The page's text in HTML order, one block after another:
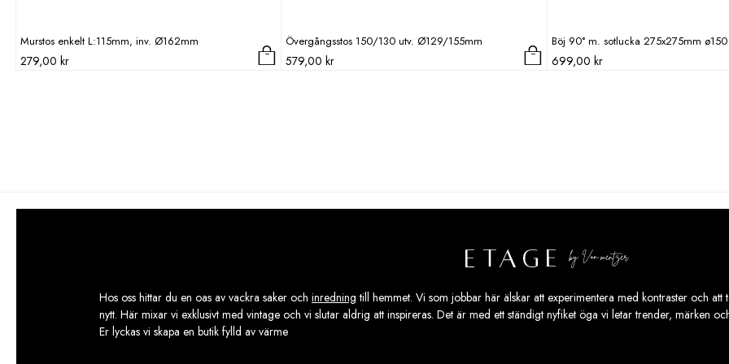
Murstos enkelt L:115mm, inv. Ø162mm
279,00 kr
Övergångsstos 150/130 utv. Ø129/155mm
579,00kr
Böj 90° m. sotlucka 275x275mm ø150
699,00 kr
Hos oss hittar du en oas av vackra saker och inredning till hemmet. Vi som jobbar här älskar att experimentera med kontraster och
nytt. Här mixar vi exklusivt med vintage och vi slutar aldrig att inspireras. Det är med ett ständigt nyfiket öga vi letar trender, märken
Er lyckas vi skapa en butik fylld av värme